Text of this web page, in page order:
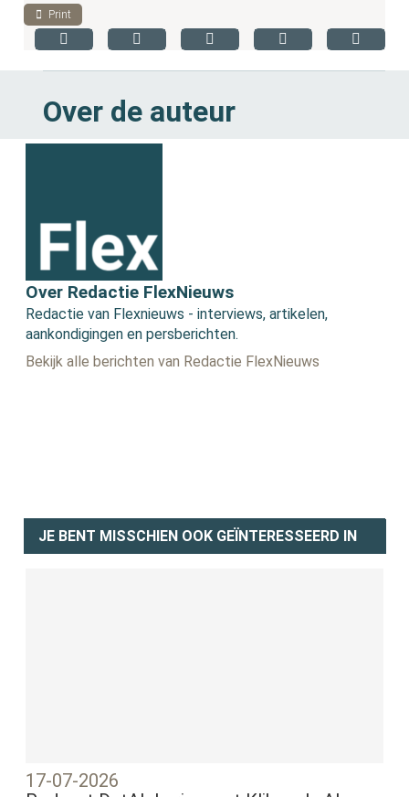
Print
Over de auteur
Over Redactie FlexNieuws
Redactie van Flexnieuws - interviews, artikelen,
aankondigingen en persberichten.
Bekijk alle berichten van Redactie FlexNieuws
JE BENT MISSCHIEN OOK GEÏNTERESSEERD IN
17-07-2026